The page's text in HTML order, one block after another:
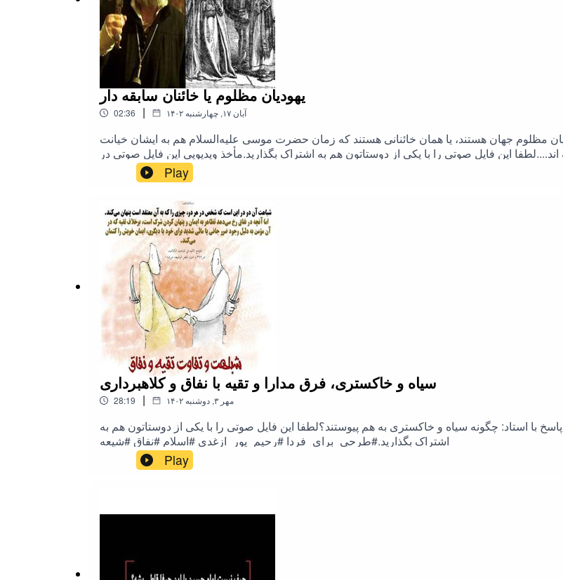
یهودیان مظلوم یا خائنان سابقه دار
02:36 | ۱۴۰۲ آبان ۱۷, چهارشنبه
مظلوم جهان هستند، یا همان خائنانی هستند که زمان حضرت موسی علیه‌السلام هم به ایشان خیانت
این فایل صوتی را با یکی از دوستاتون هم به اشتراک بگذارید.مأخذ ویدیویی این فایل صوتی در
Play
سیاه و خاکستری، فرق مدارا و تقیه با نفاق و کلاهبرداری
28:19 | ۱۴۰۲ مهر ۳, دوشنبه
با استاد: چگونه سیاه و خاکستری به هم پیوستند؟لطفا این فایل صوتی را با یکی از دوستاتون هم به
Play